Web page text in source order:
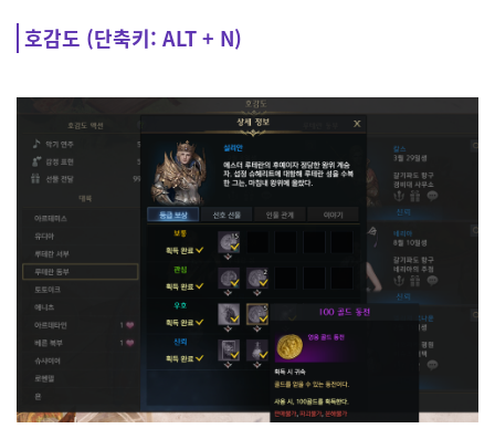
호감도 (단축키: ALT + N)